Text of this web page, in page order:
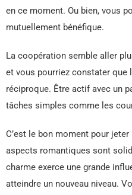
en ce moment. Ou bien, vous
mutuellement bénéfique.
La coopération semble aller
et vous pourriez constater
réciproque. Être actif avec un
tâches simples comme les
C’est le bon moment pour
aspects romantiques sont
charme exerce une grande
atteindre un nouveau niveau.